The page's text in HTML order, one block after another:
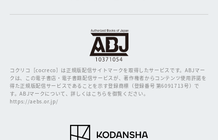
コクリコ［cocreco］は正規版配信サイトマークを取得したサービスです。ABJマー
クは、この電子書店・電子書籍配信サービスが、著作権者からコンテンツ使用許諾を
得た正規版配信サービスであることを示す登録商標（登録番号 第6091713号）で
す。ABJマークについて、詳しくはこちらを御覧ください。
https://aebs.or.jp/